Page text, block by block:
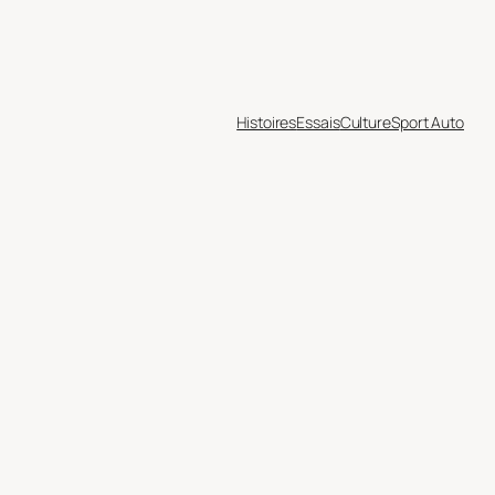
HistoiresEssaisCultureSport Auto